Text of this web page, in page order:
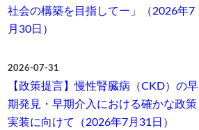
社会の構築を目指してー」（2026年7
月30日）
2026-07-31
【政策提言】慢性腎臓病（CKD）の早
期発見・早期介入における確かな政策
実装に向けて（2026年7月31日）